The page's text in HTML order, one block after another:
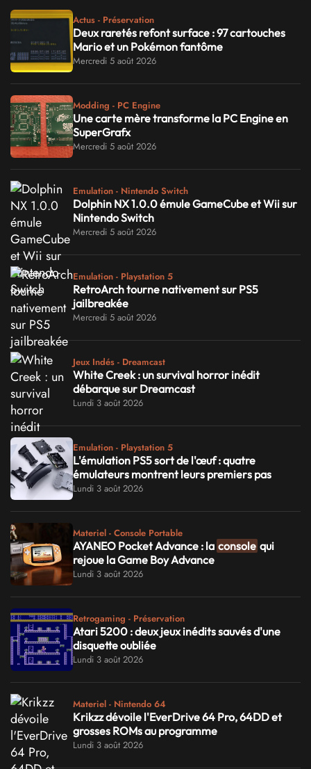
Actus - Préservation
Deux raretés refont surface : 97 cartouches
Mario et un Pokémon fantôme
Mercredi 5 août 2026
Modding - PC Engine
Une carte mère transforme la PC Engine en
SuperGrafx
Mercredi 5 août 2026
Emulation - Nintendo Switch
Dolphin NX 1.0.0 émule GameCube et Wii sur
Nintendo Switch
Mercredi 5 août 2026
Emulation - Playstation 5
RetroArch tourne nativement sur PS5
jailbreakée
Mercredi 5 août 2026
Jeux Indés - Dreamcast
White Creek : un survival horror inédit
débarque sur Dreamcast
Lundi 3 août 2026
Emulation - Playstation 5
L'émulation PS5 sort de l'œuf : quatre
émulateurs montrent leurs premiers pas
Lundi 3 août 2026
Materiel - Console Portable
AYANEO Pocket Advance : la console qui
rejoue la Game Boy Advance
Lundi 3 août 2026
Retrogaming - Préservation
Atari 5200 : deux jeux inédits sauvés d'une
disquette oubliée
Lundi 3 août 2026
Materiel - Nintendo 64
Krikzz dévoile l'EverDrive 64 Pro, 64DD et
grosses ROMs au programme
Lundi 3 août 2026